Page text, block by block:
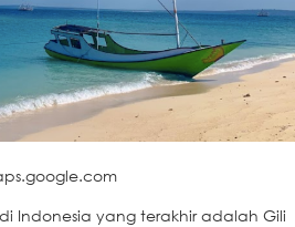
Indonesia yang terakhir adalah Gili